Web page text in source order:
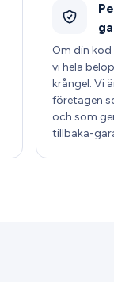
Om din
vi hela
krångel. Vi
företagen
och som
tillbaka-